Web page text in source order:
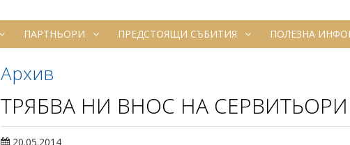
ПАРТНЬОРИ ПРЕДСТОЯЩИ СЪБИТИЯ ПОЛЕЗНА
Архив
ТРЯБВА НИ ВНОС НА СЕРВИТЬОРИ
20.05.2014